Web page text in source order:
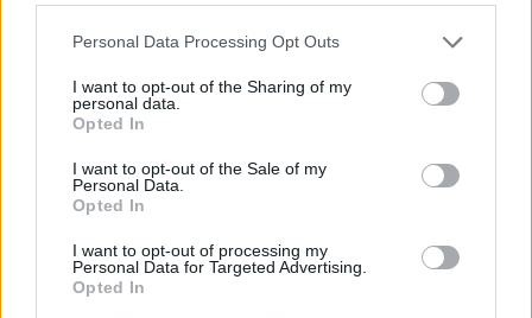
Personal Data Processing Opt Outs
I want to opt-out of the Sharing of my
personal data.
Opted In
I want to opt-out of the Sale of my
Personal Data.
Opted In
I want to opt-out of processing my
Personal Data for Targeted Advertising.
Opted In
nejvíce v historii firmy
5.8.2026 15:42 (
)
Diskuse: 1
hektarech vodní plochy, chybí
více než třetina vody. Oproti
metrů krychlových vody méně. Každý týden se kvůli extrémně
vysokým teplotám a nedostatku srážek odpaří další 2,5 procenta.
Kvůli suchu začali rybáři s výlovy některých rybníků předčasně,